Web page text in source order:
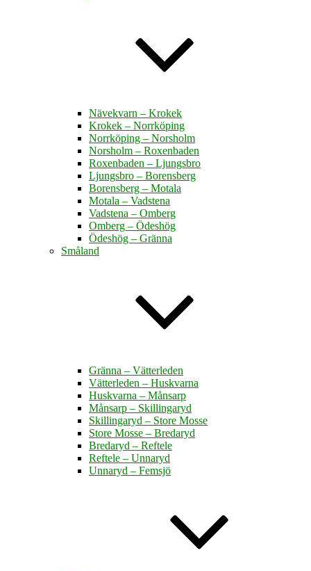
Nävekvarn – Krokek
Krokek – Norrköping
Norrköping – Norsholm
Norsholm – Roxenbaden
Roxenbaden – Ljungsbro
Ljungsbro – Borensberg
Borensberg – Motala
Motala – Vadstena
Vadstena – Omberg
Omberg – Ödeshög
Ödeshög – Gränna
Småland
Gränna – Vätterleden
Vätterleden – Huskvarna
Huskvarna – Månsarp
Månsarp – Skillingaryd
Skillingaryd – Store Mosse
Store Mosse – Bredaryd
Bredaryd – Reftele
Reftele – Unnaryd
Unnaryd – Femsjö